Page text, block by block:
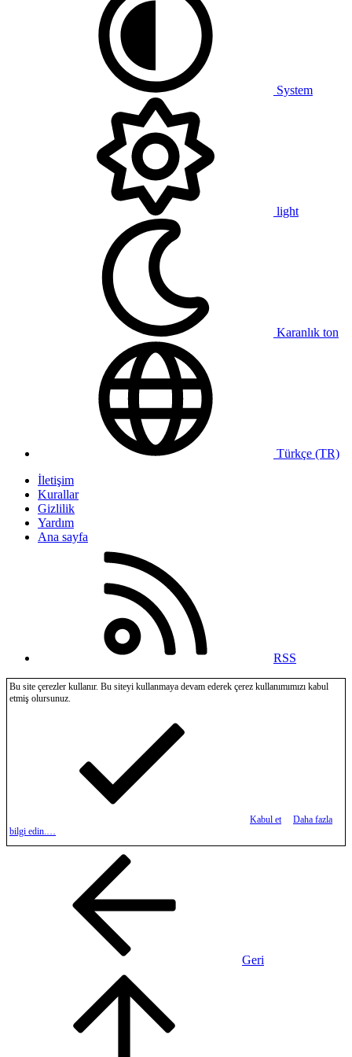
System
light
Karanlık ton
Türkçe (TR)
İletişim
Kurallar
Gizlilik
Yardım
Ana sayfa
RSS
Bu site çerezler kullanır. Bu siteyi kullanmaya devam ederek çerez kullanımımızı kabul
etmiş olursunuz.
Kabul et
Daha fazla
bilgi edin.…
Geri